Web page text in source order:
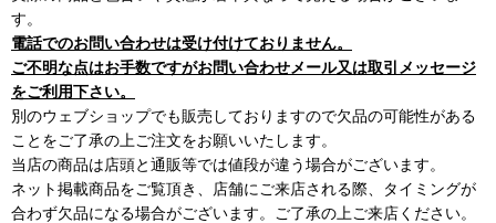
す。
電話でのお問い合わせは受け付けておりません。
ご不明な点はお手数ですがお問い合わせメール又は取引メッセージ
をご利用下さい。
別のウェブショップでも販売しておりますので欠品の可能性がある
ことをご了承の上ご注文をお願いいたします。
当店の商品は店頭と通販等では値段が違う場合がございます。
ネット掲載商品をご覧頂き、店舗にご来店される際、タイミングが
合わず欠品になる場合がございます。ご了承の上ご来店ください。